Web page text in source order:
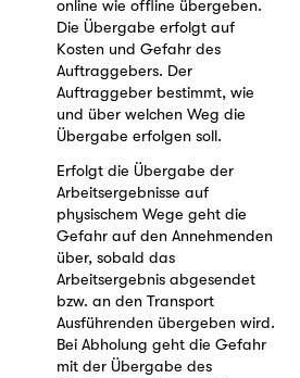
online wie offline übergeben.
Die Übergabe erfolgt auf
Kosten und Gefahr des
Auftraggebers. Der
Auftraggeber bestimmt, wie
und über welchen Weg die
Übergabe erfolgen soll.
Erfolgt die Übergabe der
Arbeitsergebnisse auf
physischem Wege geht die
Gefahr auf den Annehmenden
über, sobald das
Arbeitsergebnis abgesendet
bzw. an den Transport
Ausführenden übergeben wird.
Bei Abholung geht die Gefahr
mit der Übergabe des